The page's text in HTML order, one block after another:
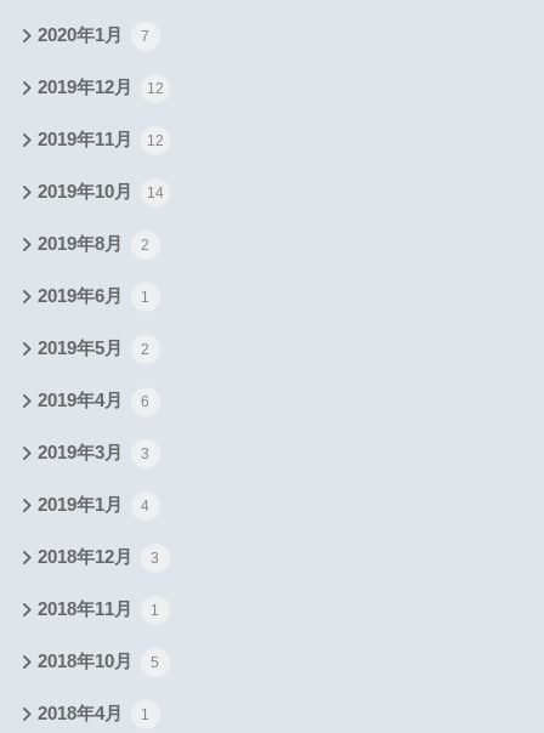
2020年1月 7
2019年12月 12
2019年11月 12
2019年10月 14
2019年8月 2
2019年6月 1
2019年5月 2
2019年4月 6
2019年3月 3
2019年1月 4
2018年12月 3
2018年11月 1
2018年10月 5
2018年4月 1